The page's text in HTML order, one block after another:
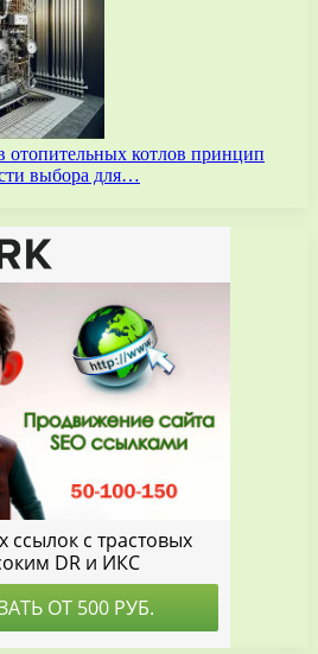
отопительных котлов принцип
выбора для…